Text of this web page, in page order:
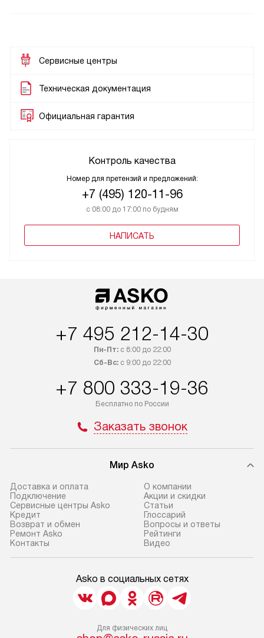
Сервисные центры
Техническая документация
Официальная гарантия
Контроль качества
Номер для претензий и предложений:
+7 (495) 120-11-96
с 08:00 до 17:00 по будням
НАПИСАТЬ
+7 495 212-14-30
Пн-Пт:с 8:00 до 22:00
Сб-Вс:с 9:00 до 22:00
+7 800 333-19-36
Бесплатно по России
Заказать звонок
Мир Asko
Доставка и оплата
Подключение
Сервисные центры Asko
Кредит
Возврат и обмен
Ремонт Asko
Контакты
О компании
Акции и скидки
Статьи
Глоссарий
Вопросы и ответы
Рейтинги
Видео
Asko в социальных сетях
Для физических лиц